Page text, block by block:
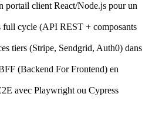
portail client React/Node.js pour un
full cycle (API REST + composants
tiers (Stripe, Sendgrid, Auth0) dans
(Backend For Frontend) en
avec Playwright ou Cypress